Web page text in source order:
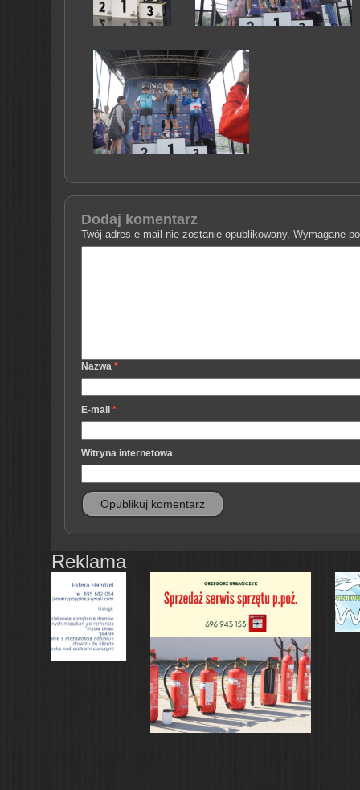
Dodaj komentarz
Twój adres e-mail nie zostanie opublikowany. Wymagane
Nazwa *
E-mail *
Witryna internetowa
Reklama